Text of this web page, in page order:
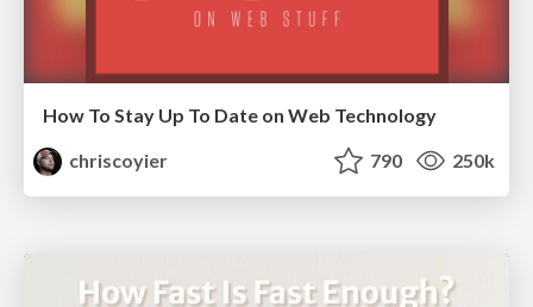
How To Stay Up To Date on Web Technology
chriscoyier
790 250k